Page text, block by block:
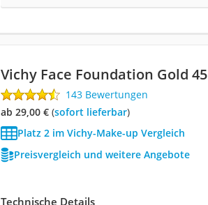
Vichy Face Foundation Gold 45
143 Bewertungen
ab 29,00 €( Sofort lieferbar)
Platz 2 im Vichy-Make-up Vergleich
Preisvergleich und weitere Angebote
Technische Details